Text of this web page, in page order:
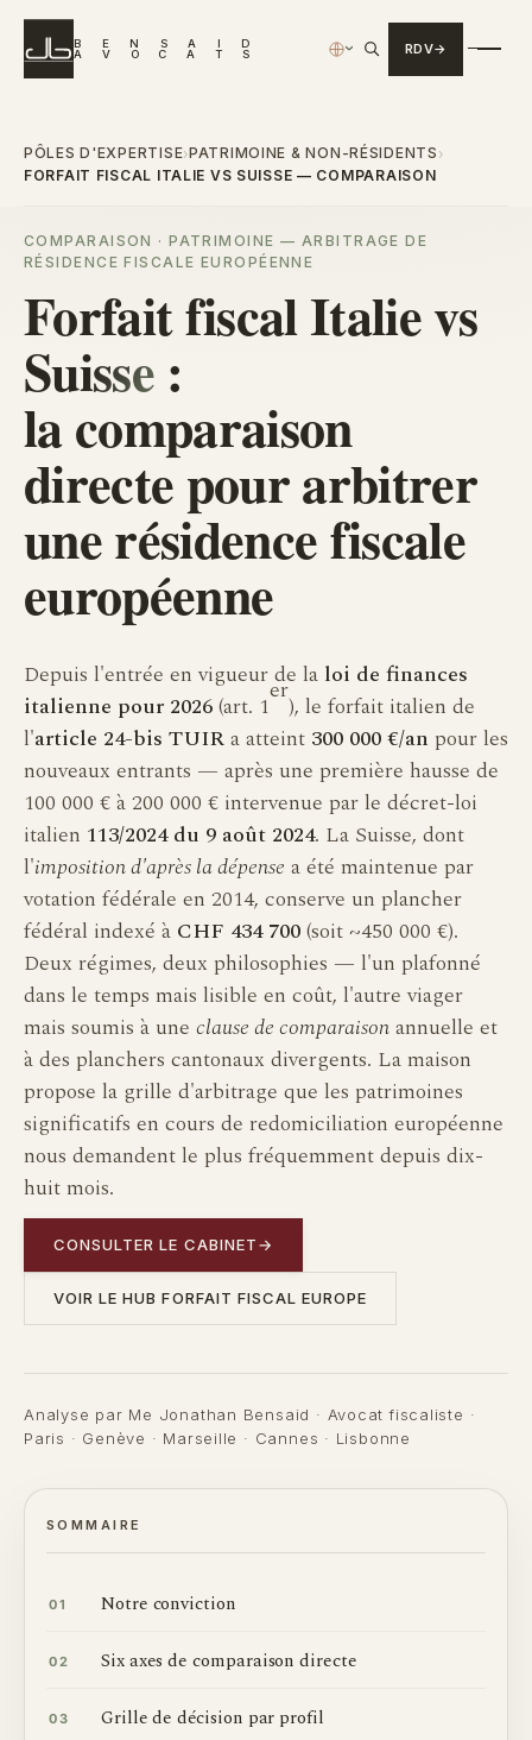
B E N S A I
D
A
V O C A T S › RDV
PÔLES D'EXPERTISE›PATRIMOINE & NON-RÉSIDENTS ›
FORFAIT FISCAL ITALIE VS SUISSE — COMPARAISON
COMPARAISON · PATRIMOINE — ARBITRAGE DE
RÉSIDENCE FISCALE EUROPÉENNE
Forfait fiscalItalie vs
Suisse :
la comparaison
directe pour arbitrer
une résidence fiscale
européenne
Depuis l'entrée en vigueur de la loi de finances
italienne pour 2026(art. 1
er
), le forfait italien de
l'article 24-bis TUIRa atteint 300 000 €/an pour les
nouveaux entrants — après une première hausse de
100 000 € à 200 000 € intervenue par le décret-loi
italien 113/2024 du 9 août 2024. La Suisse, dont
l'imposition d'après la dépense a été maintenue par
votation fédérale en 2014, conserve un plancher
fédéral indexé à CHF 434 700(soit ~450 000 €).
Deux régimes, deux philosophies — l'un plafonné
dans le temps mais lisible en coût, l'autre viager
mais soumis à une clause de comparaisonannuelle et
à des planchers cantonaux divergents. La maison
propose la grille d'arbitrage que les patrimoines
significatifs en cours de redomiciliation européenne
nous demandent le plus fréquemment depuis dix-
huit mois.
CONSULTER LE CABINET→
VOIR LE HUB FORFAIT FISCAL EUROPE
Analyse par Me Jonathan Bensaid · Avocat fiscaliste ·
Paris · Genève · Marseille · Cannes · Lisbonne
SOMMAIRE
01 Notre conviction
02 Six axes de comparaison directe
03 Grille de décision par profil